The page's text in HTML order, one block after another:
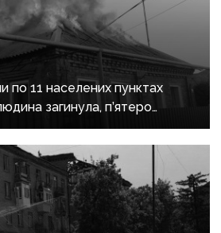
по 11 населених пунктах
загинула, п’ятеро